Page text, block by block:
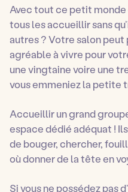
Avec tout ce petit monde
tous les accueillir sans
autres ? Votre salon
agréable à vivre pour
une vingtaine voire une
vous emmeniez la petite
Accueillir un grand
espace dédié adéquat !
de bouger, chercher,
où donner de la tête en
Si vous ne possédez pas